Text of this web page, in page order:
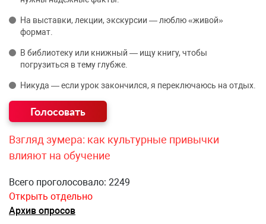
На выставки, лекции, экскурсии — люблю «живой»
формат.
В библиотеку или книжный — ищу книгу, чтобы
погрузиться в тему глубже.
Никуда — если урок закончился, я переключаюсь на отдых.
Взгляд зумера: как культурные привычки
влияют на обучение
Всего проголосовало: 2249
Открыть отдельно
Архив опросов